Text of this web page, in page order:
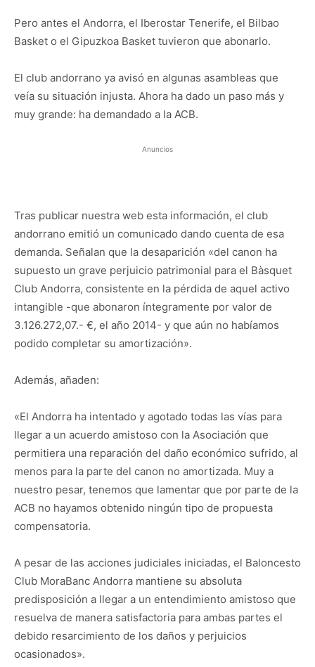
Pero antes el Andorra, el Iberostar Tenerife, el Bilbao
Basket o el Gipuzkoa Basket tuvieron que abonarlo.
El club andorrano ya avisó en algunas asambleas que
veía su situación injusta. Ahora ha dado un paso más y
muy grande: ha demandado a la ACB.
Anuncios
Tras publicar nuestra web esta información, el club
andorrano emitió un comunicado dando cuenta de esa
demanda. Señalan que la desaparición «del canon ha
supuesto un grave perjuicio patrimonial para el Bàsquet
Club Andorra, consistente en la pérdida de aquel activo
intangible -que abonaron íntegramente por valor de
3.126.272,07.- €, el año 2014- y que aún no habíamos
podido completar su amortización».
Además, añaden:
«El Andorra ha intentado y agotado todas las vías para
llegar a un acuerdo amistoso con la Asociación que
permitiera una reparación del daño económico sufrido, al
menos para la parte del canon no amortizada. Muy a
nuestro pesar, tenemos que lamentar que por parte de la
ACB no hayamos obtenido ningún tipo de propuesta
compensatoria.
A pesar de las acciones judiciales iniciadas, el Baloncesto
Club MoraBanc Andorra mantiene su absoluta
predisposición a llegar a un entendimiento amistoso que
resuelva de manera satisfactoria para ambas partes el
debido resarcimiento de los daños y perjuicios
ocasionados».